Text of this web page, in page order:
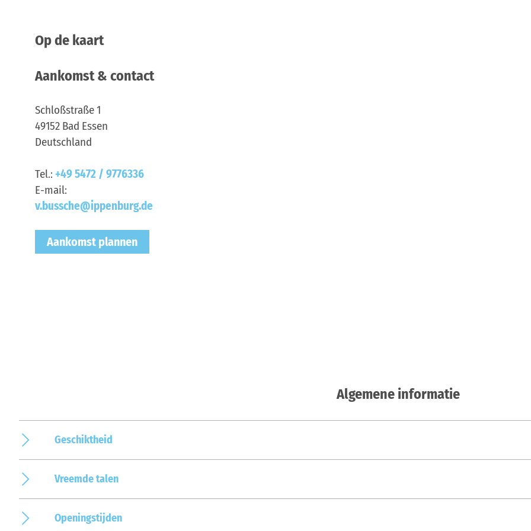
Op de kaart
Aankomst & contact
Schloßstraße 1
49152 Bad Essen
Deutschland
Tel.: +49 5472 / 9776336
E-mail:
v.bussche@ippenburg.de
Aankomst plannen
Algemene informatie
Geschiktheid
Vreemde talen
Openingstijden